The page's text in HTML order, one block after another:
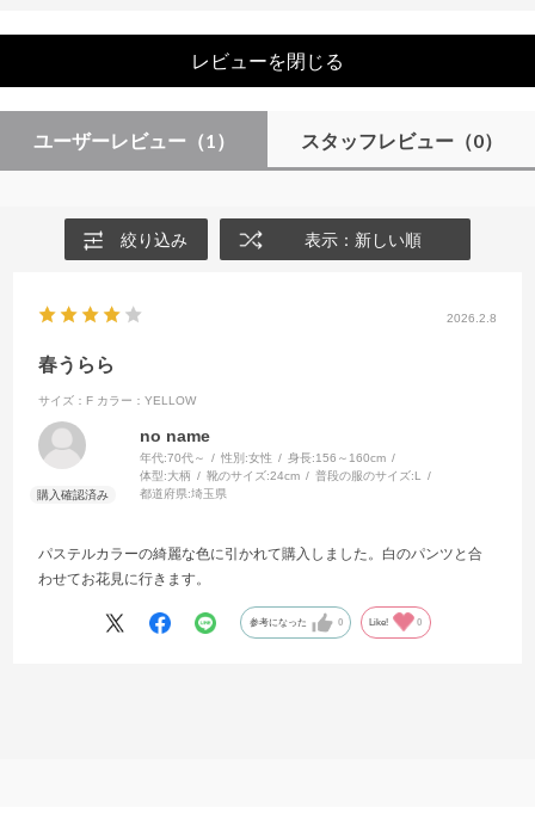
レビューを閉じる
ユーザーレビュー （1） スタッフレビュー（0）
絞り込み 表示：新しい順
2026.2.8
春うらら
サイズ：F カラー：YELLOW
no name
年代:70代～ 性別:女性 身長:156～160cm
体型:大柄 靴のサイズ:24cm 普段の服のサイズ:L
都道府県:埼玉県
パステルカラーの綺麗な色に引かれて購入しました。白のパンツと合
わせてお花見に行きます。
参考になった 0 Like! 0